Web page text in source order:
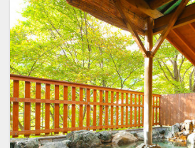
設定期間：2026年4月1日
31日
インターネットコース番
17171139